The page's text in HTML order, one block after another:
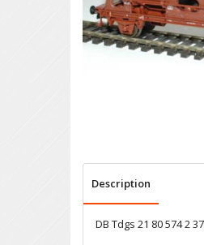
Description
DB Tdgs 21 80 574 2